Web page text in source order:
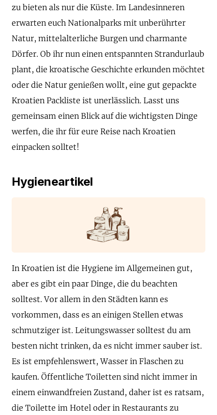
zu bieten als nur die Küste. Im Landesinneren
erwarten euch Nationalparks mit unberührter
Natur, mittelalterliche Burgen und charmante
Dörfer. Ob ihr nun einen entspannten Strandurlaub
plant, die kroatische Geschichte erkunden möchtet
oder die Natur genießen wollt, eine gut gepackte
Kroatien Packliste ist unerlässlich. Lasst uns
gemeinsam einen Blick auf die wichtigsten Dinge
werfen, die ihr für eure Reise nach Kroatien
einpacken solltet!
Hygieneartikel
In Kroatien ist die Hygiene im Allgemeinen gut,
aber es gibt ein paar Dinge, die du beachten
solltest. Vor allem in den Städten kann es
vorkommen, dass es an einigen Stellen etwas
schmutziger ist. Leitungswasser solltest du am
besten nicht trinken, da es nicht immer sauber ist.
Es ist empfehlenswert, Wasser in Flaschen zu
kaufen. Öffentliche Toiletten sind nicht immer in
einem einwandfreien Zustand, daher ist es ratsam,
die Toilette im Hotel oder in Restaurants zu